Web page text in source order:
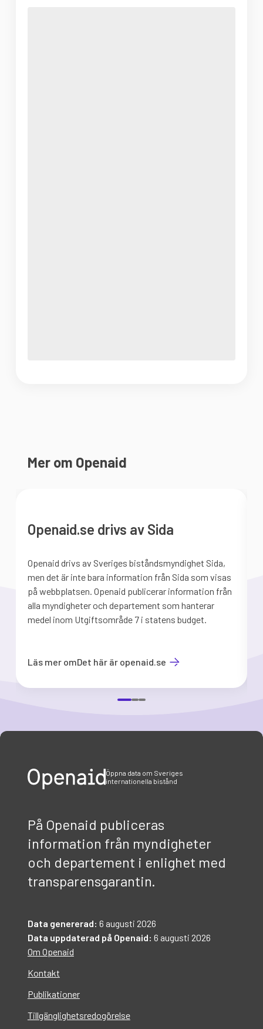
Mer om Openaid
Openaid.se drivs av Sida
Openaid drivs av Sveriges biståndsmyndighet Sida,
men det är inte bara information från Sida som visas
på webbplatsen. Openaid publicerar information från
alla myndigheter och departement som hanterar
medel inom Utgiftsområde 7 i statens budget.
Läs mer omDet här är openaid.se
Öppna data om Sveriges
internationella bistånd
På Openaid publiceras
information från myndigheter
och departement i enlighet med
transparensgarantin.
Data genererad: 6 augusti 2026
Data uppdaterad på Openaid: 6 augusti 2026
Om Openaid
Kontakt
Publikationer
Tillgänglighetsredogörelse